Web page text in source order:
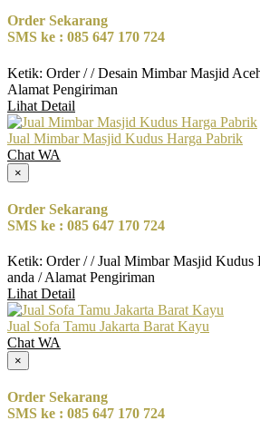
Order Sekarang
SMS ke : 085 647 170 724
Ketik: Order / / Desain Mimbar Masjid
Alamat Pengiriman
Lihat Detail
Jual Mimbar Masjid Kudus Harga Pabrik
Chat WA
×
Order Sekarang
SMS ke : 085 647 170 724
Ketik: Order / / Jual Mimbar Masjid Kudus
anda / Alamat Pengiriman
Lihat Detail
Jual Sofa Tamu Jakarta Barat Kayu
Chat WA
×
Order Sekarang
SMS ke : 085 647 170 724